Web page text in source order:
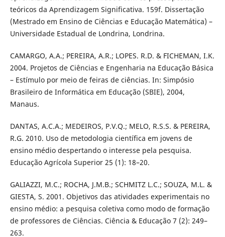
teóricos da Aprendizagem Significativa. 159f. Dissertação
(Mestrado em Ensino de Ciências e Educação Matemática) –
Universidade Estadual de Londrina, Londrina.
CAMARGO, A.A.; PEREIRA, A.R.; LOPES. R.D. & FICHEMAN, I.K.
2004. Projetos de Ciências e Engenharia na Educação Básica
– Estímulo por meio de feiras de ciências. In: Simpósio
Brasileiro de Informática em Educação (SBIE), 2004,
Manaus.
DANTAS, A.C.A.; MEDEIROS, P.V.Q.; MELO, R.S.S. & PEREIRA,
R.G. 2010. Uso de metodologia científica em jovens de
ensino médio despertando o interesse pela pesquisa.
Educação Agrícola Superior 25 (1): 18–20.
GALIAZZI, M.C.; ROCHA, J.M.B.; SCHMITZ L.C.; SOUZA, M.L. &
GIESTA, S. 2001. Objetivos das atividades experimentais no
ensino médio: a pesquisa coletiva como modo de formação
de professores de Ciências. Ciência & Educação 7 (2): 249–
263.